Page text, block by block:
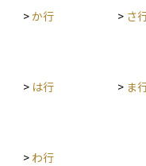
>か行 > さ
> は行 > ま
> わ行